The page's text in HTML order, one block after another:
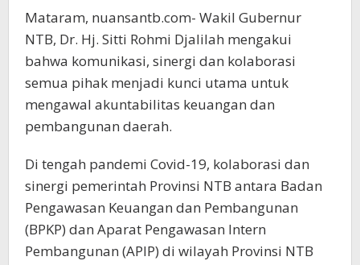
Mataram, nuansantb.com- Wakil Gubernur
NTB, Dr. Hj. Sitti Rohmi Djalilah mengakui
bahwa komunikasi, sinergi dan kolaborasi
semua pihak menjadi kunci utama untuk
mengawal akuntabilitas keuangan dan
pembangunan daerah.
Di tengah pandemi Covid-19, kolaborasi dan
sinergi pemerintah Provinsi NTB antara Badan
Pengawasan Keuangan dan Pembangunan
(BPKP) dan Aparat Pengawasan Intern
Pembangunan (APIP) di wilayah Provinsi NTB